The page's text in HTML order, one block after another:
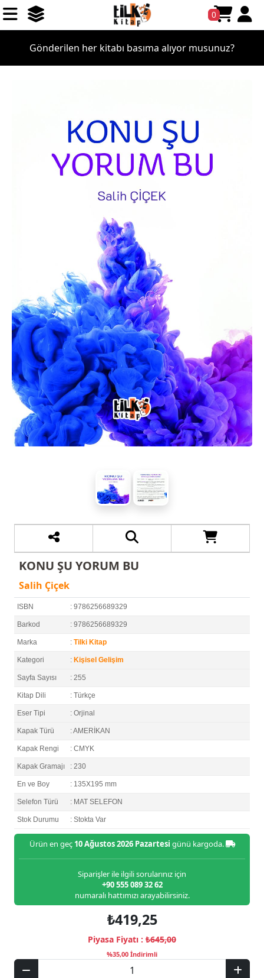
0
Gönderilen her kitabı basıma alıyor musunuz?
KONU ŞU YORUM BU
Salih Çiçek
ISBN : 9786256689329
Barkod : 9786256689329
Marka : Tilki Kitap
Kategori : Kişisel Gelişim
Sayfa Sayısı : 255
Kitap Dili : Türkçe
Eser Tipi : Orjinal
Kapak Türü : AMERİKAN
Kapak Rengi : CMYK
Kapak Gramajı : 230
En ve Boy : 135X195 mm
Selefon Türü : MAT SELEFON
Stok Durumu : Stokta Var
Ürün en geç 10 Ağustos 2026 Pazartesi günü kargoda.
Siparişler ile ilgili sorularınız için
+90 555 089 32 62
numaralı hattımızı arayabilirsiniz.
₺419,25
Piyasa Fiyatı : ₺645,00
%35,00 İndirimli